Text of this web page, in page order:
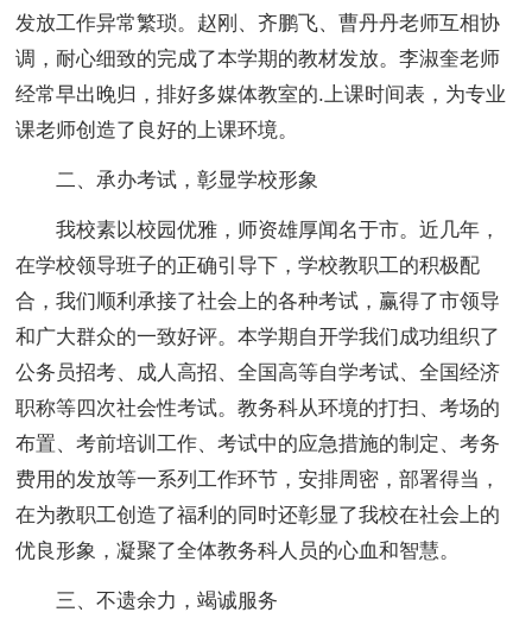
发放工作异常繁琐。赵刚、齐鹏飞、曹丹丹老师互相协
调，耐心细致的完成了本学期的教材发放。李淑奎老师
经常早出晚归，排好多媒体教室的.上课时间表，为专业
课老师创造了良好的上课环境。
二、承办考试，彰显学校形象
我校素以校园优雅，师资雄厚闻名于市。近几年，
在学校领导班子的正确引导下，学校教职工的积极配
合，我们顺利承接了社会上的各种考试，赢得了市领导
和广大群众的一致好评。本学期自开学我们成功组织了
公务员招考、成人高招、全国高等自学考试、全国经济
职称等四次社会性考试。教务科从环境的打扫、考场的
布置、考前培训工作、考试中的应急措施的制定、考务
费用的发放等一系列工作环节，安排周密，部署得当，
在为教职工创造了福利的同时还彰显了我校在社会上的
优良形象，凝聚了全体教务科人员的心血和智慧。
三、不遗余力，竭诚服务